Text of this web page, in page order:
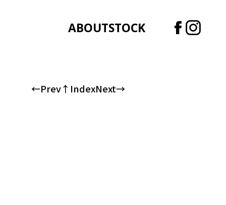
ABOUTSTOCK
←Prev↑IndexNext→